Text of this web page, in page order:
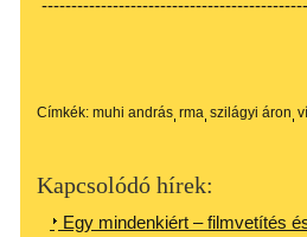
Címkék: muhi andrás rma szilágyi áron
Kapcsolódó hírek:
Egy mindenkiért – filmvetítés